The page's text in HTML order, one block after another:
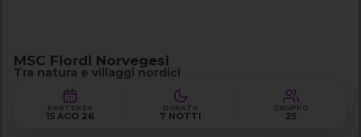
MSC Fiordi Norvegesi
Tra natura e villaggi nordici
PARTENZA
15 AGO 26
DURATA
7 NOTTI
GRUPPO
25